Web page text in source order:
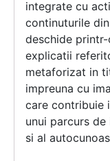
integrate cu
continuturile
deschide
explicatii
metaforizat in
impreuna cu
care contribuie
unui parcurs
si al